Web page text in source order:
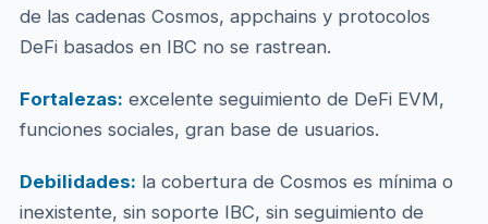
de las cadenas Cosmos, appchains y protocolos
DeFi basados en IBC no se rastrean.
Fortalezas: excelente seguimiento de DeFi EVM,
funciones sociales, gran base de usuarios.
Debilidades: la cobertura de Cosmos es mínima o
inexistente, sin soporte IBC, sin seguimiento de